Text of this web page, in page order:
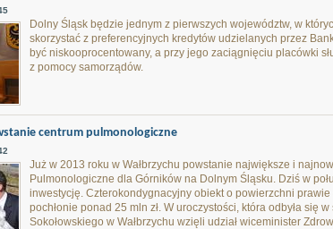
Dolny Śląsk będzie jednym z pierwszych województw, w
skorzystać z preferencyjnych kredytów udzielanych przez
być niskooprocentowany, a przy jego zaciągnięciu placówki
z pomocy samorządów.
centrum pulmonologiczne
Już w 2013 roku w Wałbrzychu powstanie największe i
Pulmonologiczne dla Górników na Dolnym Śląsku. Dziś w
inwestycję. Czterokondygnacyjny obiekt o powierzchni
pochłonie ponad 25 mln zł. W uroczystości, która odbyła się
Sokołowskiego w Wałbrzychu wzięli udział wiceminister